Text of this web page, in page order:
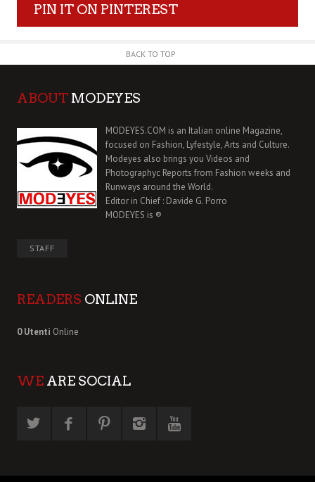
PIN IT ON PINTEREST
BACK TO TOP
ABOUT MODEYES
MODEYES.COM is an Italian online Magazine,
focused on Fashion, Lyfestyle, Arts and Culture.
Modeyes also brings you Videos and
Photographyc Reports from Fashion weeks and
Runways around the World.
Editor in Chief : Davide G. Porro
MODEYES is ®
STAFF
READERS ONLINE
0 Utenti Online
WE ARE SOCIAL